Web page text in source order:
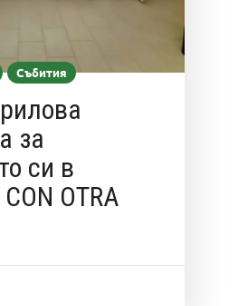
Събития
за
си в
OTRA